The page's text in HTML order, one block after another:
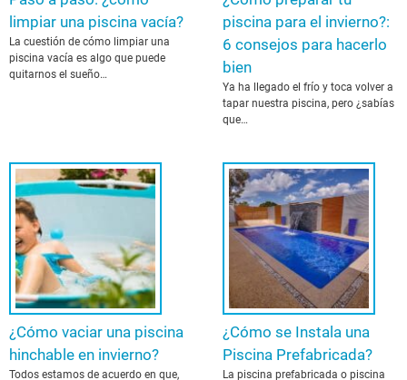
limpiar una piscina vacía?
La cuestión de cómo limpiar una
piscina vacía es algo que puede
quitarnos el sueño…
piscina para el invierno?:
6 consejos para hacerlo
bien
Ya ha llegado el frío y toca volver a
tapar nuestra piscina, pero ¿sabías
que…
¿Cómo vaciar una piscina
hinchable en invierno?
Todos estamos de acuerdo en que,
¿Cómo se Instala una
Piscina Prefabricada?
La piscina prefabricada o piscina